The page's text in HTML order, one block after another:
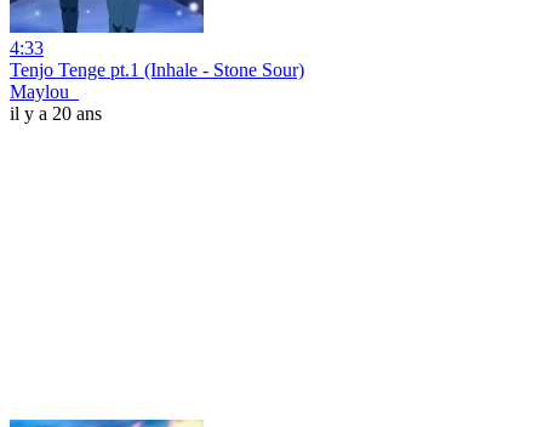
4:33
Tenjo Tenge pt.1 (Inhale - Stone Sour)
Maylou_
il y a 20 ans